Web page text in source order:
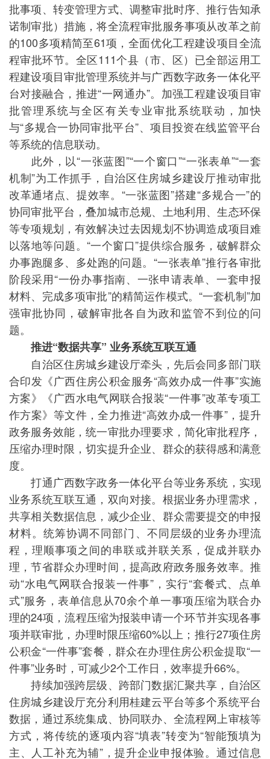
批事项、转变管理方式、调整审批时序、推行告知承
诺制审批）措施，将全流程审批服务事项从改革之前
的100多项精简至61项，全面优化工程建设项目全流
程审批环节。全区111个县（市、区）已全部运用工
程建设项目审批管理系统并与广西数字政务一体化平
台对接融合，推进“一网通办”。加强工程建设项目审
批管理系统与全区有关专业审批系统联动，加快
与“多规合一协同审批平台”、项目投资在线监管平台
等系统的信息联动。
此外，以“一张蓝图”“一个窗口”“一张表单”“一套
机制”为工作抓手，自治区住房城乡建设厅推动审批
改革通堵点、提效率。“一张蓝图”搭建“多规合一”的
协同审批平台，叠加城市总规、土地利用、生态环保
等专项规划，有效解决过去因规划不协调造成项目难
以落地等问题。“一个窗口”提供综合服务，破解群众
办事跑腿多、多处跑的问题。“一张表单”推行各审批
阶段采用“一份办事指南、一张申请表单、一套申报
材料、完成多项审批”的精简运作模式。“一套机制”加
强审批协同，破解审批各自为政和监管不到位的问
题。
推进“数据共享” 业务系统互联互通
自治区住房城乡建设厅牵头，先后会同多部门联
合印发《广西住房公积金服务“高效办成一件事”实施
方案》《广西水电气网联合报装“一件事”改革专项工
作方案》等文件，全力推进“高效办成一件事”，提升
政务服务效能，统一审批办理要求，简化审批程序，
压缩办理时限，切实提升企业、群众的获得感和满意
度。
打通广西数字政务一体化平台等业务系统，实现
业务系统互联互通，双向对接。根据业务办理需求，
共享相关数据信息，减少企业、群众需要提交的申报
材料。统筹协调不同部门、不同层级的业务办理流
程，理顺事项之间的串联或并联关系，促成并联办
理，节省群众办理时间，提高政府政务服务效率。推
动“水电气网联合报装一件事”，实行“套餐式、点单
式”服务，表单信息从70余个单一事项压缩为联合办
理的24项，流程压缩为报装申请一个环节并实现各事
项并联审批，办理时限压缩60%以上；推行27项住房
公积金“一件事”套餐，群众在办理住房公积金提取“一
件事”业务时，可减少2个工作日，效率提升66%。
持续加强跨层级、跨部门数据汇聚共享，自治区
住房城乡建设厅充分利用桂建云平台等多个系统平台
数据，通过系统集成、协同联办、全流程网上审核等
方式，将传统的逐项内容“填表”转变为“智能预填为
主、人工补充为辅”，提升企业申报体验。通过信息